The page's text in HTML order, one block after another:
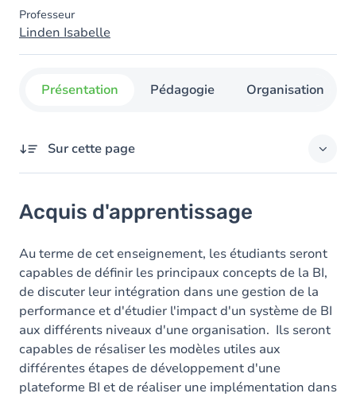
Professeur
Linden Isabelle
Présentation Pédagogie Organisation
Sur cette page
Contenu
Acquis d'apprentissage
Au terme de cet enseignement, les étudiants seront
capables de définir les principaux concepts de la BI,
de discuter leur intégration dans une gestion de la
performance et d'étudier l'impact d'un système de BI
aux différents niveaux d'une organisation. Ils seront
capables de résaliser les modèles utiles aux
différentes étapes de développement d'une
plateforme BI et de réaliser une implémentation dans